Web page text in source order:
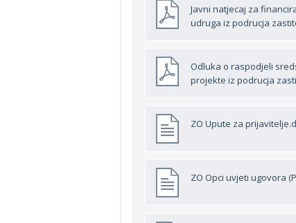
Javni natjecaj za
udruga iz podrucja
Odluka o raspodjeli
projekte iz podrucja
ZO Upute za
ZO Opci uvjeti ugovora